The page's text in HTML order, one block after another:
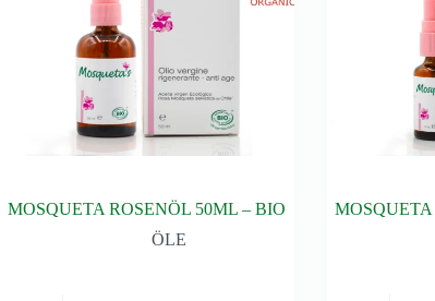
MOSQUETA ROSENÖL 50ML – BIO
ÖLE